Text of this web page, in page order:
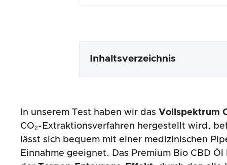
Inhaltsverzeichnis
Produktverarbeitung &
Der Praxistest
In unserem Test haben wir das Vollspektrum
CO₂-Extraktionsverfahren hergestellt wird,
lässt sich bequem mit einer medizinischen
Einnahme geeignet. Das Premium Bio CBD